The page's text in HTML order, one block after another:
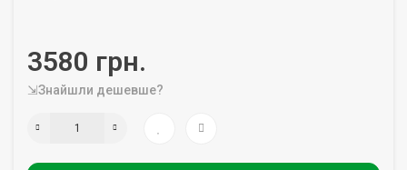
3580 грн.
⇲Знайшли дешевше?